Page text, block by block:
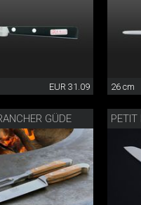
EUR 31.09 26 cm
GÜDE PETIT